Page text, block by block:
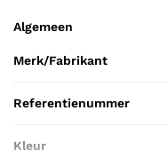
Algemeen
Merk/Fabrikant
Referentienummer
Kleur